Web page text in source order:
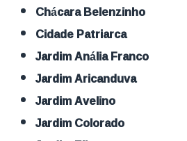
Chácara Belenzinho
Cidade Patriarca
Jardim Anália Franco
Jardim Aricanduva
Jardim Avelino
Jardim Colorado